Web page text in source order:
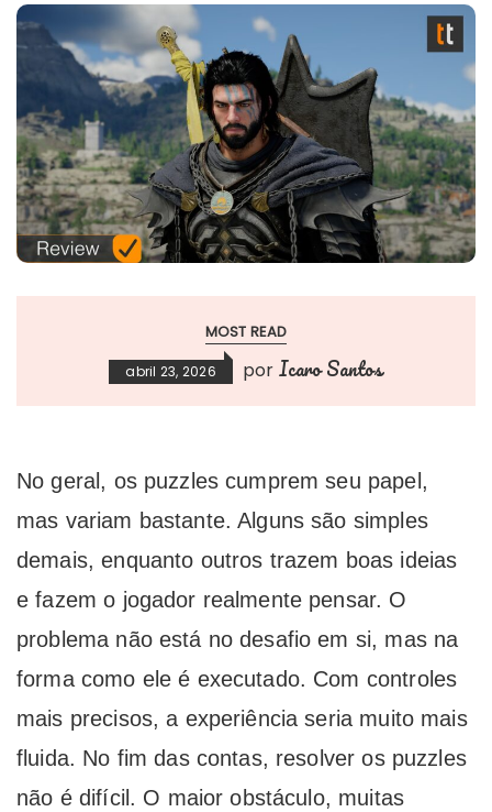
MOST READ
abril 23, 2026 por Icaro Santos
No geral, os puzzles cumprem seu papel,
mas variam bastante. Alguns são simples
demais, enquanto outros trazem boas ideias
e fazem o jogador realmente pensar. O
problema não está no desafio em si, mas na
forma como ele é executado. Com controles
mais precisos, a experiência seria muito mais
fluida. No fim das contas, resolver os puzzles
não é difícil. O maior obstáculo, muitas